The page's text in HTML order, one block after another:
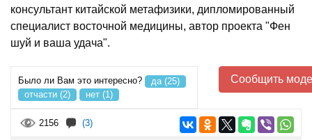
консультант китайской метафизики, дипломированный
специалист восточной медицины, автор проекта "Фен
шуй и ваша удача".
Было ли Вам это интересно?
да (25)
отчасти (2)
нет (1)
Сообщить
2156 (3)